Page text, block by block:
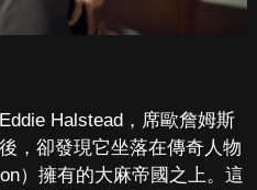
Halstead，席歐詹姆斯
，卻發現它坐落在傳奇人物
）擁有的大麻帝國之上。這